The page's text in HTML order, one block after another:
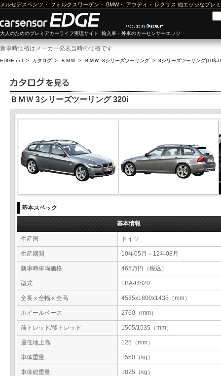
メルセデスベンツ ・ フォルクスワーゲン ・ BMW・ アウディ ・ レクサス 他エッジなプレ
大人のためのプレミアカーライフ実現サイト 輸入車・外車のカーセンサーエッジ
新車時価格はメーカー発表当時の価格です
EDGE.net > カタログ > ＢＭＷ > ＢＭＷ 3シリーズツーリング > 3シリーズツーリング(10年
ＢＭＷ 3シリーズツーリング 320i
基本スペック
基本情報
生産国 ドイツ
生産期間 10年05月～12年08月
新車時車両価格 465万円（税込）
型式 LBA-US20
全長ｘ全幅ｘ全高 4535x1800x1435（mm）
ホイールベース 2760（mm）
前トレッド/後トレッド 1505/1535（mm）
最低地上高 125（mm）
車体重量 1550（kg）
車体総重量 1825（kg）